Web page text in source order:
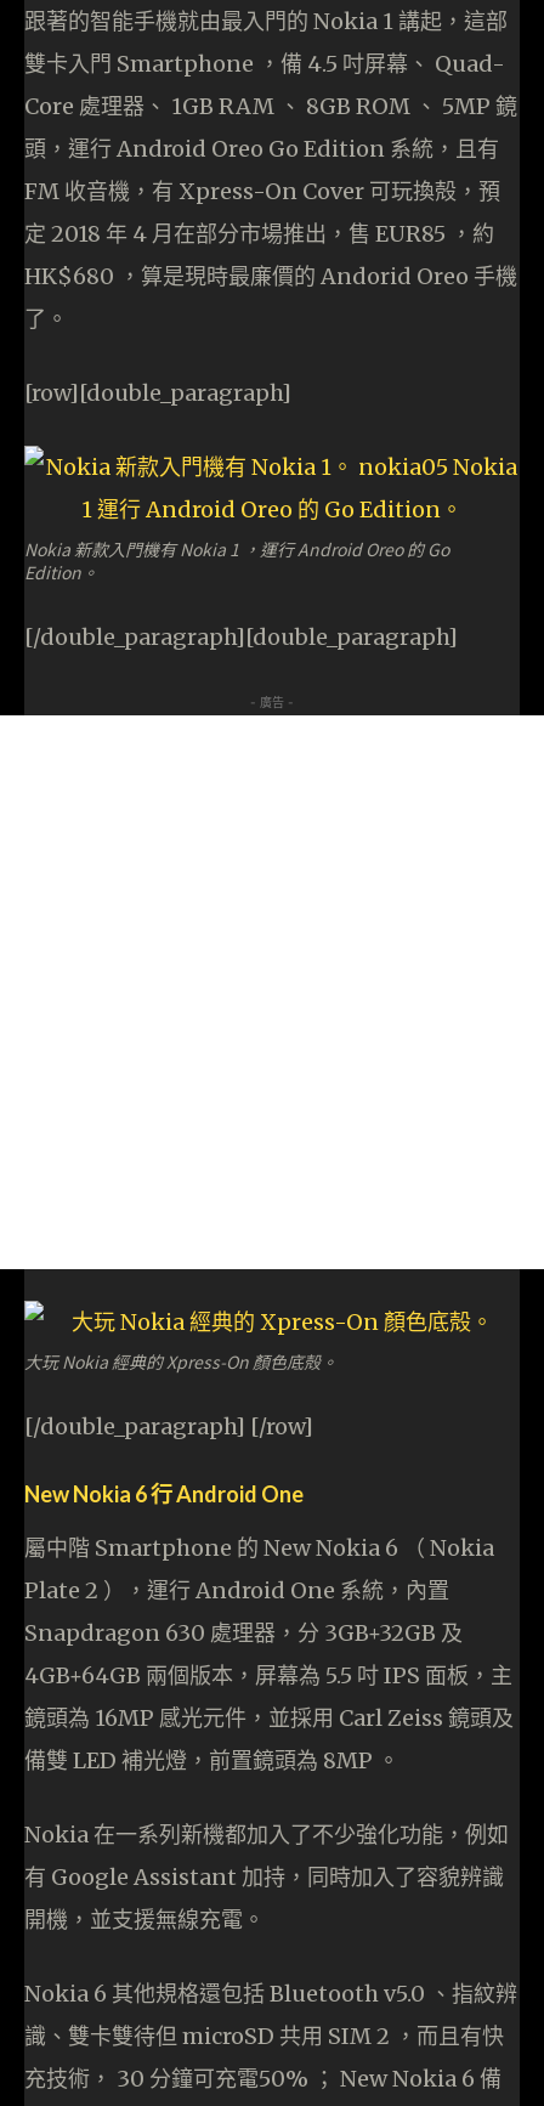
跟著的智能手機就由最入門的 Nokia 1 講起，這部
雙卡入門 Smartphone ，備 4.5 吋屏幕、 Quad-
Core 處理器、 1GB RAM 、 8GB ROM 、 5MP 鏡
頭，運行 Android Oreo Go Edition 系統，且有
FM 收音機，有 Xpress-On Cover 可玩換殻，預
定 2018 年 4 月在部分市場推出，售 EUR85 ，約
HK$680 ，算是現時最廉價的 Andorid Oreo 手機
了。
[row][double_paragraph]
Nokia 新款入門機有 Nokia 1 ，運行 Android Oreo 的 Go
Edition。
[/double_paragraph][double_paragraph]
- 廣告 -
大玩 Nokia 經典的 Xpress-On 顏色底殻。
[/double_paragraph] [/row]
New Nokia 6 行 Android One
屬中階 Smartphone 的 New Nokia 6 （ Nokia
Plate 2 ），運行 Android One 系統，內置
Snapdragon 630 處理器，分 3GB+32GB 及
4GB+64GB 兩個版本，屏幕為 5.5 吋 IPS 面板，主
鏡頭為 16MP 感光元件，並採用 Carl Zeiss 鏡頭及
備雙 LED 補光燈，前置鏡頭為 8MP 。
Nokia 在一系列新機都加入了不少強化功能，例如
有 Google Assistant 加持，同時加入了容貌辨識
開機，並支援無線充電。
Nokia 6 其他規格還包括 Bluetooth v5.0 、指紋辨
識、雙卡雙待但 microSD 共用 SIM 2 ，而且有快
充技術， 30 分鐘可充電50% ； New Nokia 6 備